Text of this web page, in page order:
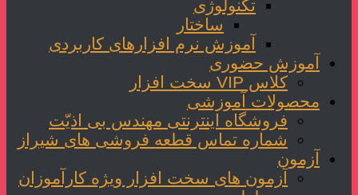
تکنولوژی
ساختار
آموزش نرم افزارهای کاربردی
آموزش حضوری
کلاس VIP سخت افزار
محصولات آموزشی
فروشگاه اینترنتی مهندس بی اذیّت
شماره تماس قطعه فروشی های شیراز
آزمون
آزمون های سخت افزار ویژه کارآموزان